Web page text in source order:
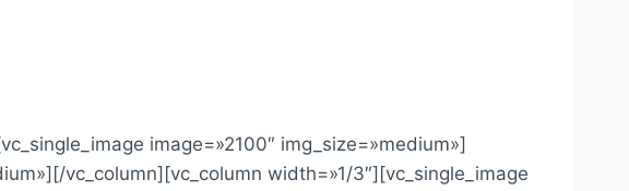
image=»2100″ img_size=»medium»]
vc_column][vc_column width=»1/3″][vc_single_image